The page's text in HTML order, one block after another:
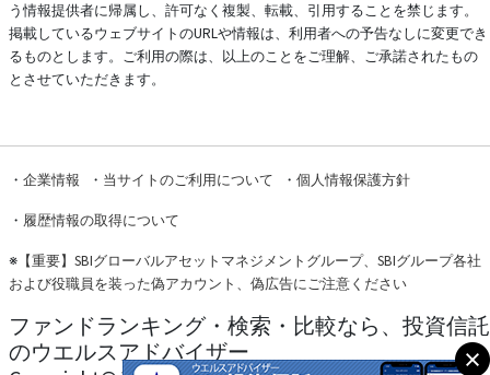
う情報提供者に帰属し、許可なく複製、転載、引用することを禁じます。
掲載しているウェブサイトのURLや情報は、利用者への予告なしに変更でき
るものとします。ご利用の際は、以上のことをご理解、ご承諾されたもの
とさせていただきます。
・ 企業情報 ・ 当サイトのご利用について ・ 個人情報保護方針
・ 履歴情報の取得について
※ 【重要】SBIグローバルアセットマネジメントグループ、SBIグループ各社
および役職員を装った偽アカウント、偽広告にご注意ください
ファンドランキング・検索・比較なら、投資信託
のウエルスアドバイザー